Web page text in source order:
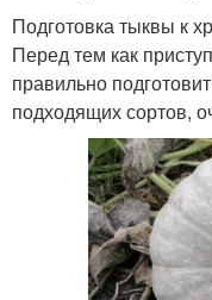
Подготовка тыквы к
Перед тем как
правильно
подходящих сортов,